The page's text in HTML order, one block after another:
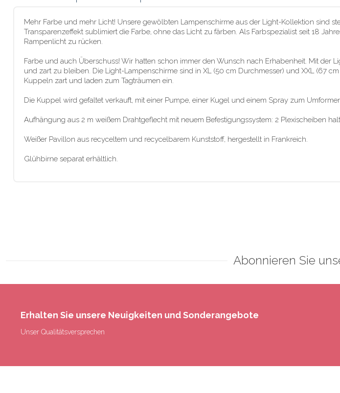
Mehr Farbe und mehr Licht! Unsere gewölbten Lampenschirme aus der Light-Kollektion sind
Transparenzeffekt sublimiert die Farbe, ohne das Licht zu färben. Als Farbspezialist seit 18
Rampenlicht zu rücken.
Farbe und auch Überschuss! Wir hatten schon immer den Wunsch nach Erhabenheit. Mit
und zart zu bleiben. Die Light-Lampenschirme sind in XL (50 cm Durchmesser) und XXL (67
Kuppeln zart und laden zum Tagträumen ein.
Die Kuppel wird gefaltet verkauft, mit einer Pumpe, einer Kugel und einem Spray zum
Aufhängung aus 2 m weißem Drahtgeflecht mit neuem Befestigungssystem: 2 Plexischeiben
Weißer Pavillon aus recyceltem und recycelbarem Kunststoff, hergestellt in Frankreich.
Glühbirne separat erhältlich.
Abonnieren Sie
Erhalten Sie unsere Neuigkeiten und Sonderangebote
Unser Qualitätsversprechen